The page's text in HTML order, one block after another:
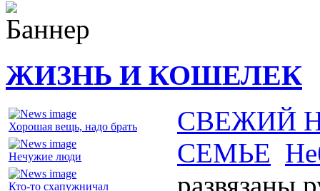
ЖИЗНЬ И КОШЕЛЕК
Хорошая вещь, надо брать
Нечужие люди
Кто-то схапужничал
СВЕЖИЙ
СЕМЬЕ